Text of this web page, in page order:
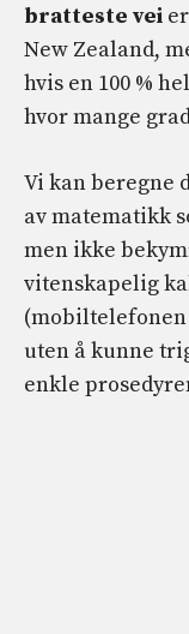
bratteste vei
New Zealand,
hvis en 100 %
hvor mange
Vi kan beregne
av matematikk
men ikke
vitenskapelig
(mobiltelefonen
uten å kunne
enkle